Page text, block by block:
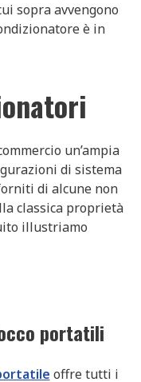
sopra avvengono
è in
un’ampia
di sistema
di alcune non
classica proprietà
illustriamo
portatili
offre tutti i